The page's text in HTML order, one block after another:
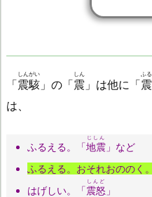
「震駭
しんがい
」の「震
しん
」は他に「震
ふる
は、
ふるえる。「地震
じしん
」など
ふるえる。おそれおののく。
はげしい。「震怒
しんど
」